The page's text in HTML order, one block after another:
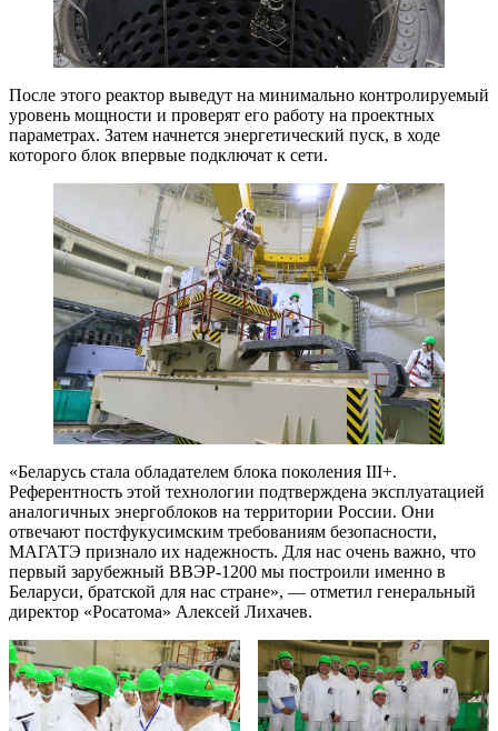
После этого реактор выведут на минимально контролируемый
уровень мощности и проверят его работу на проектных
параметрах. Затем начнется энергетический пуск, в ходе
которого блок впервые подключат к сети.
«Беларусь стала обладателем блока поколения III+.
Референтность этой технологии подтверждена эксплуатацией
аналогичных энергоблоков на территории России. Они
отвечают постфукусимским требованиям безопасности,
МАГАТЭ признало их надежность. Для нас очень важно, что
первый зарубежный ВВЭР-1200 мы построили именно в
Беларуси, братской для нас стране», — отметил генеральный
директор «Росатома» Алексей Лихачев.